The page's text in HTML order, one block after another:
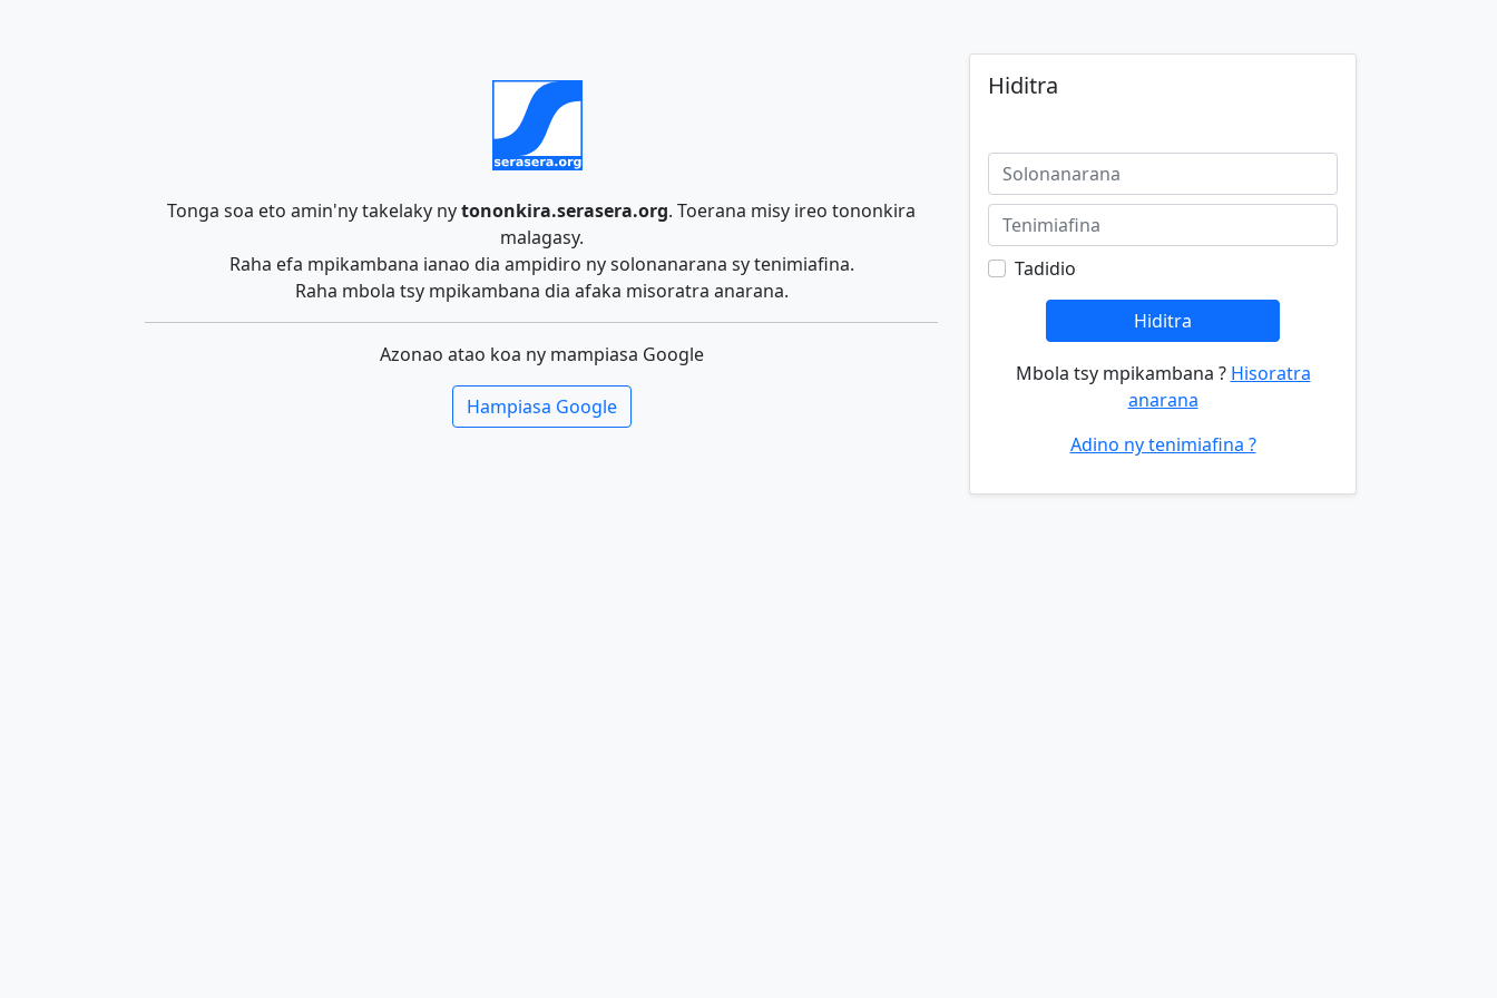
Tonga soa eto amin'ny takelaky nytononkira.serasera.org. Toerana misy ireo tononkira
malagasy.
Raha efa mpikambana ianao dia ampidiro ny solonanarana sy tenimiafina.
Raha mbola tsy mpikambana dia afaka misoratra anarana.
Azonao atao koa ny mampiasa Google
Hampiasa Google
Hiditra
Tadidio
Hiditra
Mbola tsy mpikambana ? Hisoratra
anarana
Adino ny tenimiafina ?